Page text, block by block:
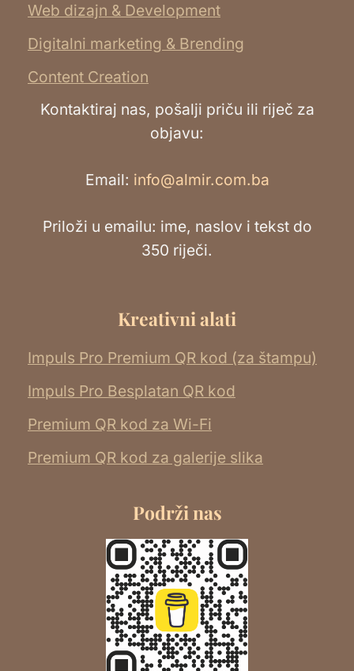
Web dizajn & Development
Digitalni marketing & Brending
Content Creation
Kontaktiraj nas, pošalji priču ili riječ za
objavu:
Email: info@almir.com.ba
Priloži u emailu: ime, naslov i tekst do
350 riječi.
Kreativni alati
Impuls Pro Premium QR kod (za štampu)
Impuls Pro Besplatan QR kod
Premium QR kod za Wi-Fi
Premium QR kod za galerije slika
Podrži nas